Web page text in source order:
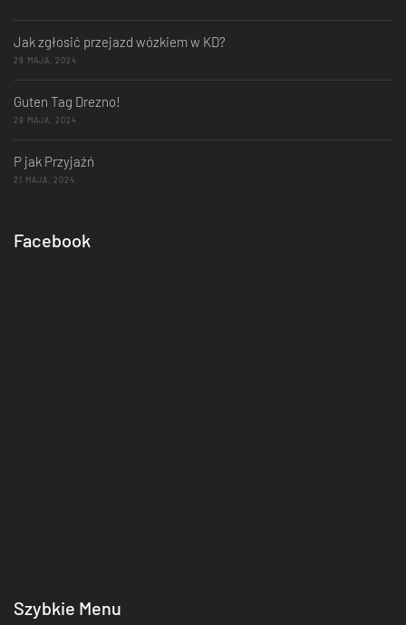
Jak zgłosić przejazd wózkiem w KD?
29 MAJA, 2024
Guten Tag Drezno!
29 MAJA, 2024
P jak Przyjaźń
21 MAJA, 2024
Facebook
Szybkie Menu